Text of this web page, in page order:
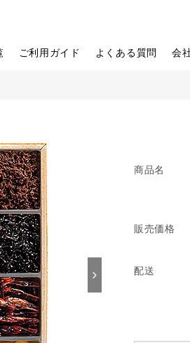
ご利用ガイド よくある質問 会
商品名
販売価格
配送